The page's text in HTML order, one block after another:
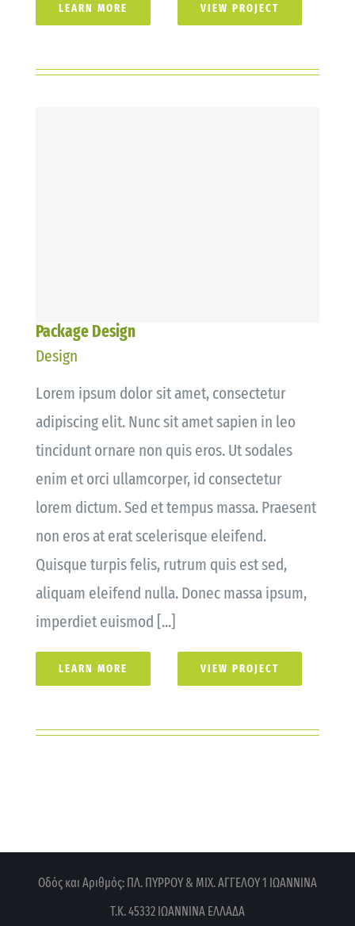
LEARN MORE VIEW PROJECT
Package Design
Design
Lorem ipsum dolor sit amet, consectetur
adipiscing elit. Nunc sit amet sapien in leo
tincidunt ornare non quis eros. Ut sodales
enim et orci ullamcorper, id consectetur
lorem dictum. Sed et tempus massa. Praesent
non eros at erat scelerisque eleifend.
Quisque turpis felis, rutrum quis est sed,
aliquam eleifend nulla. Donec massa ipsum,
imperdiet euismod [...]
LEARN MORE VIEW PROJECT
Οδός και Αριθμός: ΠΛ. ΠΥΡΡΟΥ & ΜΙΧ. ΑΓΓΕΛΟΥ 1 ΙΩΑΝΝΙΝΑ
Τ.Κ. 45332 ΙΩΑΝΝΙΝΑ ΕΛΛΑΔΑ